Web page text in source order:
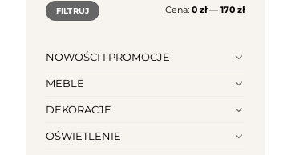
Cena
min.
Cena
maks.
FILTRUJ Cena: 0 zł— 170 zł
NOWOŚCI I PROMOCJE
MEBLE
DEKORACJE
OŚWIETLENIE